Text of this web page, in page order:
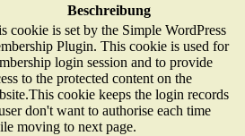
Beschreibung
cookie is set by the Simple WordPress
Plugin. This cookie is used for
login session and to provide
to the protected content on the
cookie keeps the login records
don't want to authorise each time
moving to next page.